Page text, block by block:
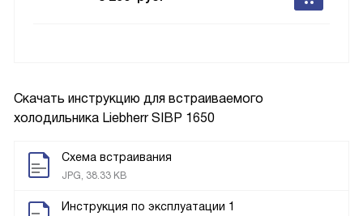
Скачать инструкцию для встраиваемого
холодильника Liebherr SIBP 1650
Схема встраивания
JPG, 38.33 KB
Инструкция по эксплуатации 1